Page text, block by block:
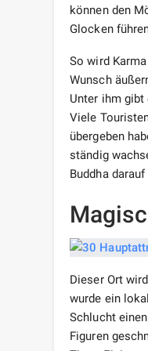
können den
Glocken
So wird
Wunsch
Unter ihm gibt
Viele
übergeben
ständig
Buddha
Dieser Ort
wurde ein
Schlucht
Figuren